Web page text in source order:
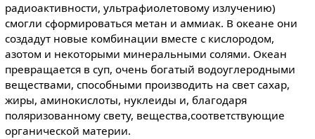
радиоактивности, ультрафиолетовому излучению)
смогли сформироваться метан и аммиак. В океане они
создадут новые комбинации вместе с кислородом,
азотом и некоторыми минеральными солями. Океан
превращается в суп, очень богатый водоуглеродными
веществами, способными производить на свет сахар,
жиры, аминокислоты, нуклеиды и, благодаря
поляризованному свету, вещества,соответствующие
органической материи.